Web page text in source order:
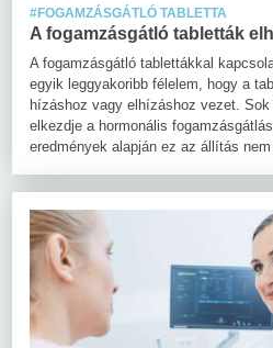
#FOGAMZÁSGÁTLÓ TABLETTA
A fogamzásgátló tabletták
A fogamzásgátló tablettákkal
egyik leggyakoribb félelem, hogy a
hízáshoz vagy elhízáshoz vezet.
elkezdje a hormonális
eredmények alapján ez az állítás